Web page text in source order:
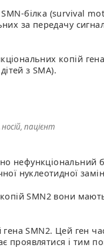
SMN-білка (survival
за передачу
копій
з SMA).
пацієнт
нуклеотидної
копій SMN2 вони
SMN2. Цей ген
і тим